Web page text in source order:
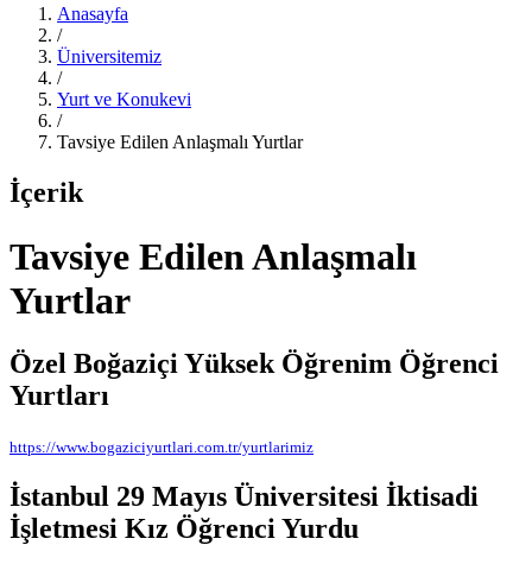
Anasayfa
/
Üniversitemiz
/
Yurt ve Konukevi
/
Tavsiye Edilen Anlaşmalı Yurtlar
İçerik
Tavsiye Edilen Anlaşmalı
Yurtlar
Özel Boğaziçi Yüksek Öğrenim Öğrenci
Yurtları
https://www.bogaziciyurtlari.com.tr/yurtlarimiz
İstanbul 29 Mayıs Üniversitesi İktisadi
İşletmesi Kız Öğrenci Yurdu